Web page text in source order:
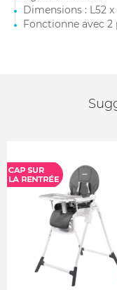
Dimensions : L52
Fonctionne avec 2